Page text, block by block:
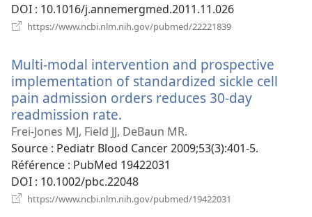
DOI ‎: 10.1016/j.annemergmed.2011.11.026
https://www.ncbi.nlm.nih.gov/pubmed/22221839
fenêtre)
Multi-modal intervention and prospective
implementation of standardized sickle cell
pain admission orders reduces 30-day
readmission rate.
une
nouvelle
fenêtre)
Frei-Jones MJ, Field JJ, DeBaun MR.
Source ‎: Pediatr Blood Cancer 2009;53(3):401-5.
Référence ‎: PubMed 19422031
DOI ‎: 10.1002/pbc.22048
https://www.ncbi.nlm.nih.gov/pubmed/19422031